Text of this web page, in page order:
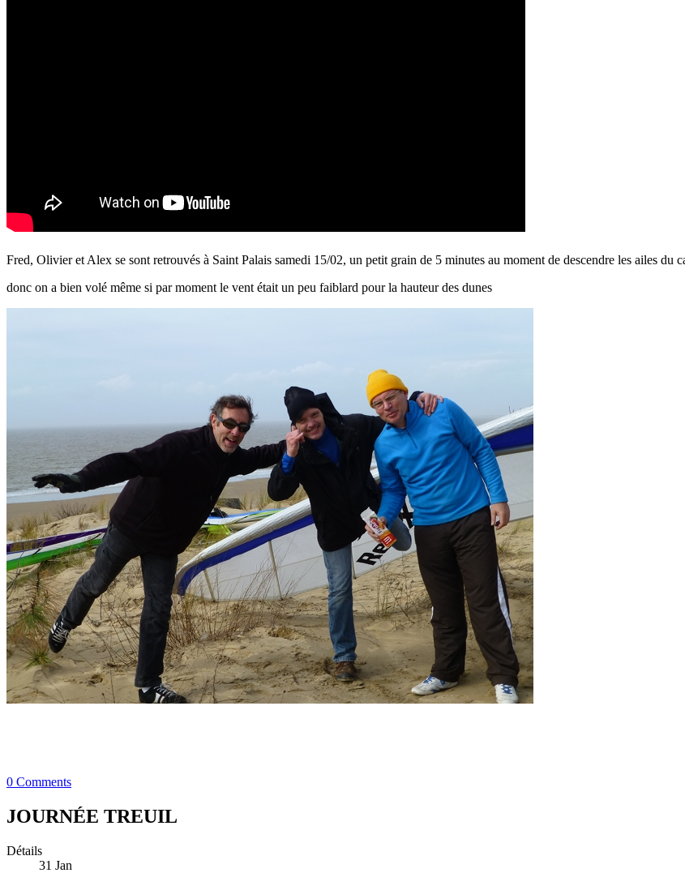
Fred, Olivier et Alex se sont retrouvés à Saint Palais samedi 15/02, un petit grain de 5 minutes au moment de descendre les ailes du
donc on a bien volé même si par moment le vent était un peu faiblard pour la hauteur des dunes
0 Comments
JOURNÉE TREUIL
Détails
31 Jan